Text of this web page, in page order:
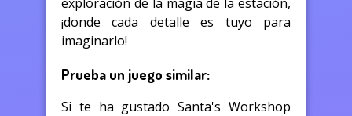
¡donde cada detalle es tuyo para
imaginarlo!
Prueba un juego similar:
Si te ha gustado Santa's Workshop